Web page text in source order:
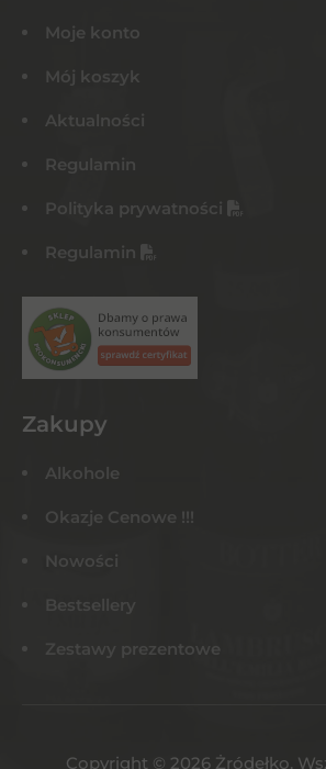
Moje konto
Mój koszyk
Aktualności
Regulamin
Polityka prywatności
Regulamin
Zakupy
Alkohole
Okazje Cenowe !!!
Nowości
Bestsellery
Zestawy prezentowe
Copyright © 2026 Żródełko.